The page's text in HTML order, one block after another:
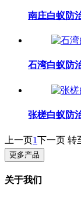
南庄白蚁防
石湾白蚁防
张槎白蚁防
上一页1下一页 转
更多产品
关于我们